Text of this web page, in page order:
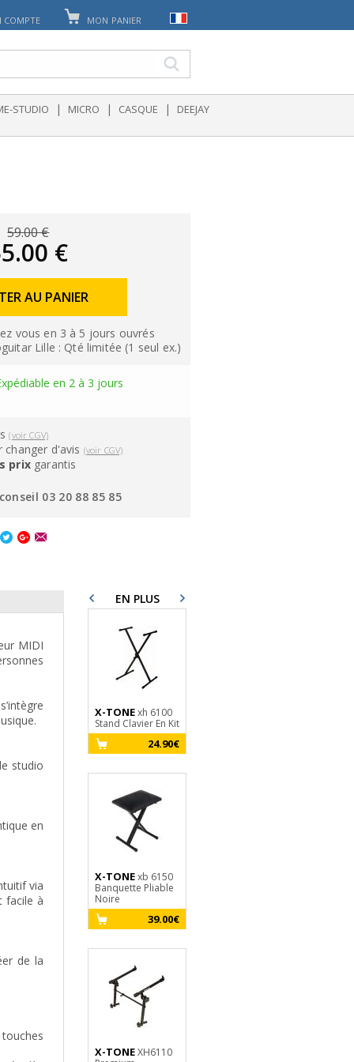
COMPTE MON PANIER
STUDIO | MICRO | CASQUE | DEEJAY
59.00 €
€
AU PANIER
vous en 3 à 5 jours ouvrés
Lille : Qté limitée (1 seul ex.)
en 2 à 3 jours
(voir CGV)
changer d'avis (voir CGV)
prix garantis
03 20 88 85 85
MIDI
studio
en
via
facile à
de la
EN PLUS
X-TONExh 6100
Stand Clavier En Kit
24.90€
X-TONExb 6150
Banquette Pliable
Noire
39.00€
X-TONEXH6110